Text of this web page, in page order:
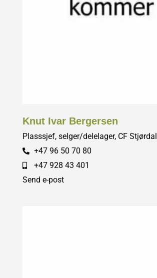
Knut Ivar Bergersen
Plasssjef, selger/delelager, CF Stjørdal
+47 96 50 70 80
+47 928 43 401
Send e-post